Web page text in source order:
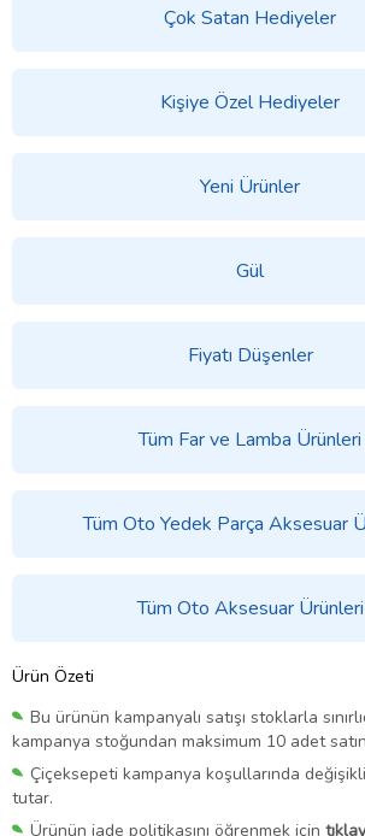
Çok Satan Hediyeler
Kişiye Özel Hediyeler
Yeni Ürünler
Gül
Fiyatı Düşenler
Tüm Far ve Lamba Ürünleri
Tüm Oto Yedek Parça Aksesuar
Tüm Oto Aksesuar Ürünleri
Ürün Özeti
Bu ürünün kampanyalı satışı stoklarla
kampanya stoğundan maksimum 10 adet
Çiçeksepeti kampanya koşullarında
tutar.
Ürünün iade politikasını öğrenmek için